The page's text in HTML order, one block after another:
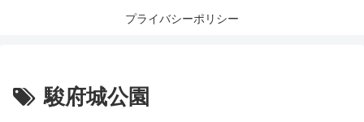
プライバシーポリシー
駿府城公園